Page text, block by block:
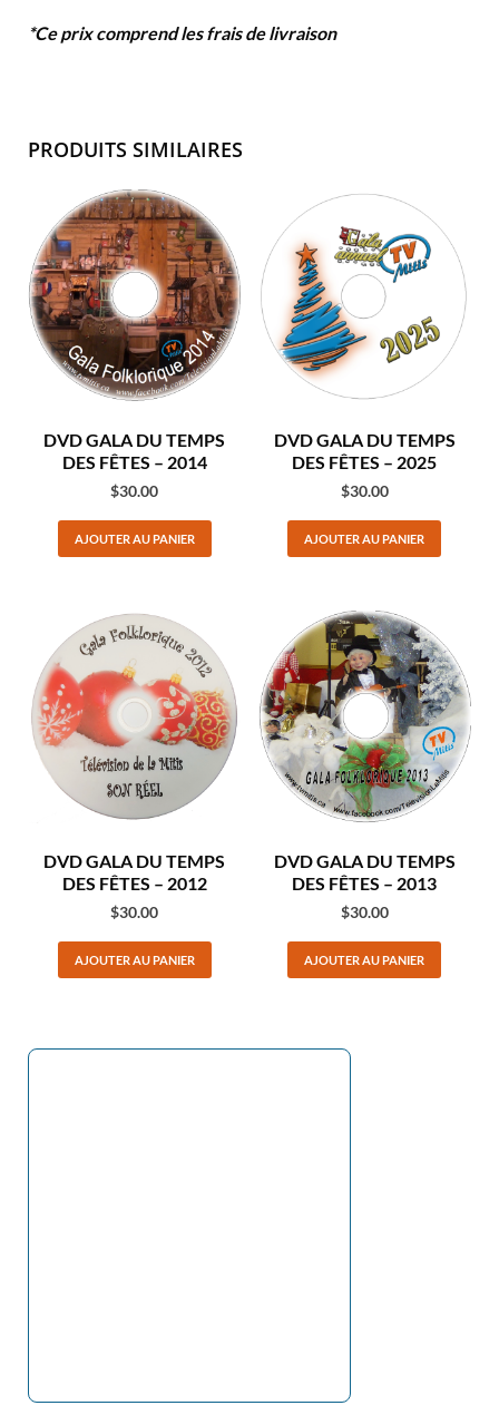
*Ce prix comprend les frais de livraison
PRODUITS SIMILAIRES
DVD GALA DU TEMPS
DES FÊTES – 2014
$30.00
AJOUTER AU PANIER
DVD GALA DU TEMPS
DES FÊTES – 2025
$30.00
AJOUTER AU PANIER
DVD GALA DU TEMPS
DES FÊTES – 2012
$30.00
AJOUTER AU PANIER
DVD GALA DU TEMPS
DES FÊTES – 2013
$30.00
AJOUTER AU PANIER